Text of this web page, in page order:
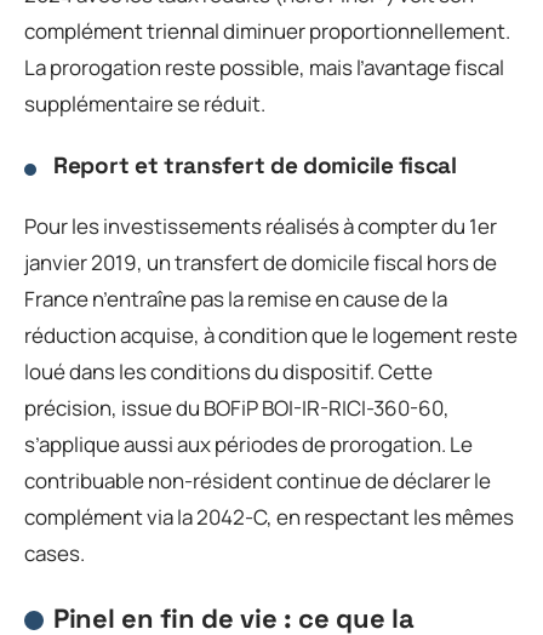
complément triennal diminuer proportionnellement.
La prorogation reste possible, mais l’avantage fiscal
supplémentaire se réduit.
Report et transfert de domicile fiscal
Pour les investissements réalisés à compter du 1er
janvier 2019, un transfert de domicile fiscal hors de
France n’entraîne pas la remise en cause de la
réduction acquise, à condition que le logement reste
loué dans les conditions du dispositif. Cette
précision, issue du BOFiP BOI-IR-RICI-360-60,
s’applique aussi aux périodes de prorogation. Le
contribuable non-résident continue de déclarer le
complément via la 2042-C, en respectant les mêmes
cases.
Pinel en fin de vie : ce que la